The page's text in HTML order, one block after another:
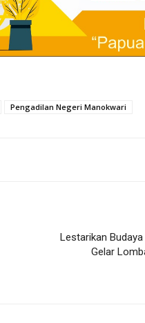
Pengadilan Negeri Manokwari
Lestarikan Budaya
Gelar